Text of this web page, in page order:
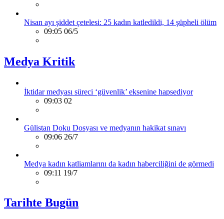
Nisan ayı şiddet çetelesi: 25 kadın katledildi, 14 şüpheli ölüm
09:05 06/5
Medya Kritik
İktidar medyası süreci ‘güvenlik’ eksenine hapsediyor
09:03 02
Gülistan Doku Dosyası ve medyanın hakikat sınavı
09:06 26/7
Medya kadın katliamlarını da kadın haberciliğini de görmedi
09:11 19/7
Tarihte Bugün